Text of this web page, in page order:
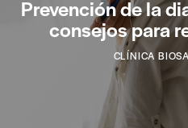
Prevención de la
consejos para
CLÍNICA